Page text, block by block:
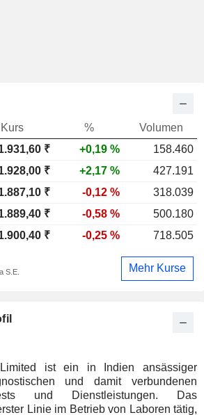
ist ein in Indien ansässiger
und damit verbundenen
und Dienstleistungen. Das
Linie im Betrieb von Laboren tätig,
Kurs %
Volumen
₹ +0,19 %
158.460
₹ +2,17 %
427.191
₹ -0,12 %
318.039
₹ -0,58 %
500.180
₹ -0,25 % 718.505
S.E. Mehr Kurse